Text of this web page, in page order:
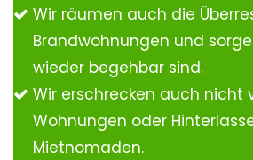
Wir räumen auch die
Brandwohnungen und
wieder begehbar sind.
Wir erschrecken auch nicht
Wohnungen oder
Mietnomaden.